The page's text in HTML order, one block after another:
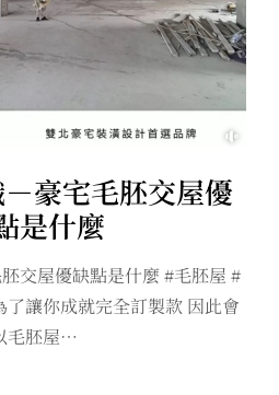
豪宅毛胚交屋優
是什麼
交屋優缺點是什麼 #毛胚屋 #
讓你成就完全訂製款 因此會
毛胚屋…